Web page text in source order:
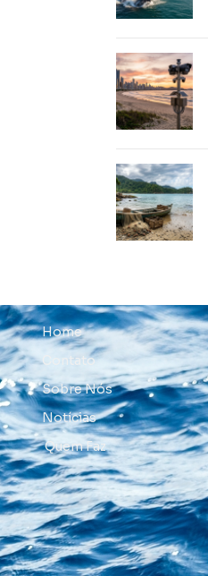
Home
Contato
Sobre Nós
Notícias
Quem Faz